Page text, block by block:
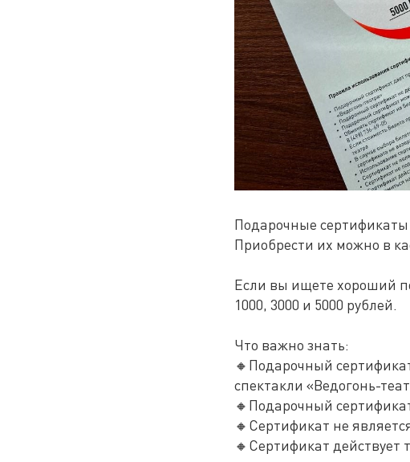
Подарочные
Приобрести их можно в
Если вы ищете хороший
1000, 3000 и 5000 рублей.
Что важно знать:
🔸Подарочный
спектакли «Ведогонь-
🔸Подарочный
🔸Сертификат не
🔸Сертификат действует